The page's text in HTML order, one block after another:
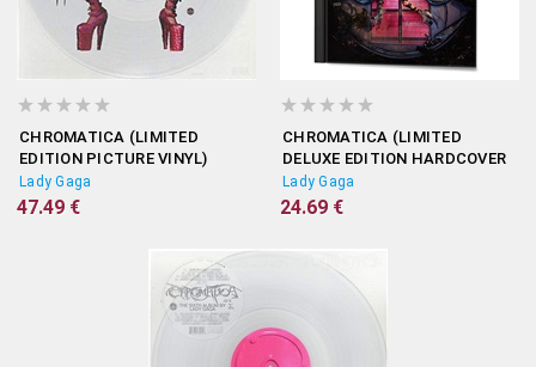
CHROMATICA (LIMITED
EDITION PICTURE VINYL)
Lady Gaga
47.49 €
CHROMATICA (LIMITED
DELUXE EDITION HARDCOVER
BOOK)
Lady Gaga
24.69 €